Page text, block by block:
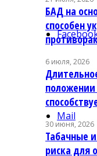
Mail
БАД на
способен
6 июля, 2026
30 июня, 2026
Табачные
риска для